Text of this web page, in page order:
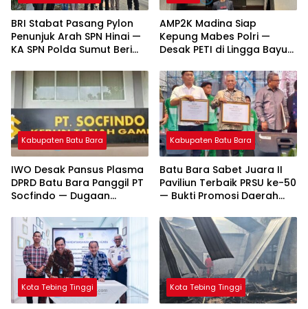
BRI Stabat Pasang Pylon
Penunjuk Arah SPN Hinai —
KA SPN Polda Sumut Beri
AMP2K Madina Siap
Kepung Mabes Polri —
Desak PETI di Lingga Bayu
Tuntas
Kabupaten Batu Bara
IWO Desak Pansus Plasma
DPRD Batu Bara Panggil PT
Socfindo — Dugaan
Mengemuka
Kabupaten Batu Bara
Batu Bara Sabet Juara II
Paviliun Terbaik PRSU ke-50
— Bukti Promosi Daerah
Kota Tebing Tinggi Kota Tebing Tinggi